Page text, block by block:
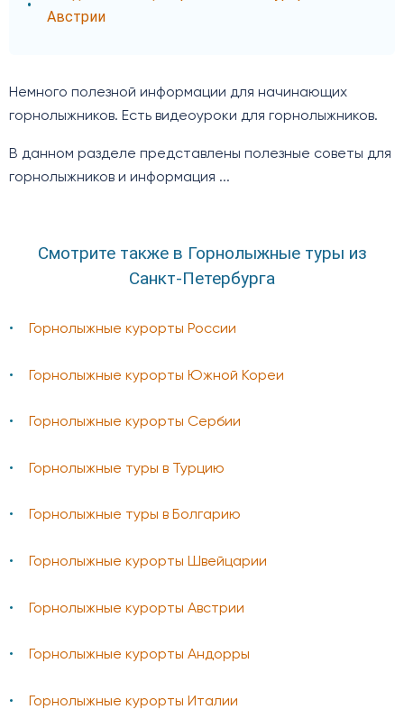
Австрии
Немного полезной информации для начинающих
горнолыжников. Есть видеоуроки для горнолыжников.
В данном разделе представлены полезные советы для
горнолыжников и информация ...
Смотрите также в Горнолыжные туры из
Санкт-Петербурга
Горнолыжные курорты России
Горнолыжные курорты Южной Кореи
Горнолыжные курорты Сербии
Горнолыжные туры в Турцию
Горнолыжные туры в Болгарию
Горнолыжные курорты Швейцарии
Горнолыжные курорты Австрии
Горнолыжные курорты Андорры
Горнолыжные курорты Италии